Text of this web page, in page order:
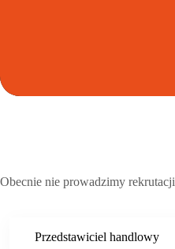
Obecnie nie prowadzimy rekrutacji
Przedstawiciel handlowy